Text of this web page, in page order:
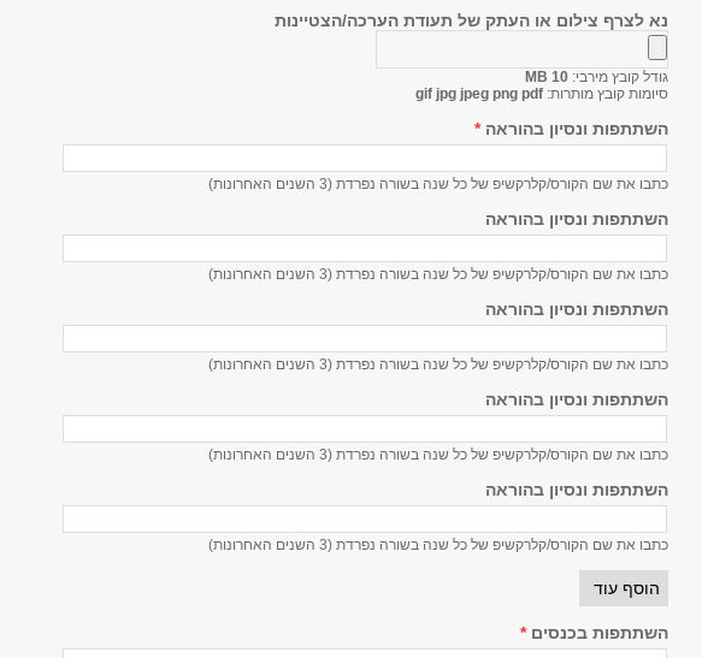
נא לצרף צילום או העתק של תעודת הערכה/הצטיינות
גודל קובץ מירבי: 10 MB
סיומות קובץ מותרות: gif jpg jpeg png pdf
השתתפות ונסיון בהוראה*
כתבו את שם הקורס/קלרקשיפ של כל שנה בשורה נפרדת (3 השנים האחרונות)
השתתפות ונסיון בהוראה
כתבו את שם הקורס/קלרקשיפ של כל שנה בשורה נפרדת (3 השנים האחרונות)
השתתפות ונסיון בהוראה
כתבו את שם הקורס/קלרקשיפ של כל שנה בשורה נפרדת (3 השנים האחרונות)
השתתפות ונסיון בהוראה
כתבו את שם הקורס/קלרקשיפ של כל שנה בשורה נפרדת (3 השנים האחרונות)
השתתפות ונסיון בהוראה
כתבו את שם הקורס/קלרקשיפ של כל שנה בשורה נפרדת (3 השנים האחרונות)
הוסף עוד
השתתפות בכנסים*